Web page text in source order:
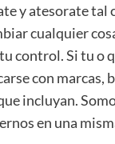
y atesorate tal
cualquier
control. Si tu o
con marcas,
incluyan.
en una